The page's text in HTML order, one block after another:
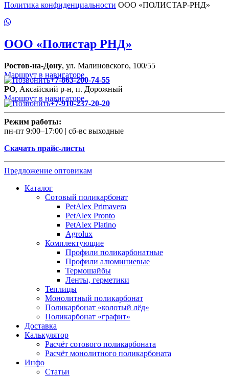
Политика конфиденциальности ООО «ПОЛИСТАР-РНД»
ООО «Полистар РНД»
Ростов-на-Дону, ул. Малиновского, 100/55
Маршрут в навигаторе
+7-863-200-74-55
РО, Аксайский р-н, п. Дорожный
Маршрут в навигаторе
+7-910-237-20-20
Режим работы:
пн-пт 9:00–17:00 | сб-вс выходные
Скачать прайс-листы
Предложение оптовикам
Каталог
Сотовый поликарбонат
PetAlex Primavera
PetAlex Pronto
PetAlex Platino
Agrolux
Комплектующие
Профили поликарбонатные
Профили алюминиевые
Термошайбы
Ленты, герметики
Теплицы
Монолитный поликарбонат
Поликарбонат «колотый лёд»
Поликарбонат «графит»
Доставка
Калькулятор
Расчёт сотового поликарбоната
Расчёт монолитного поликарбоната
Инфо
Статьи